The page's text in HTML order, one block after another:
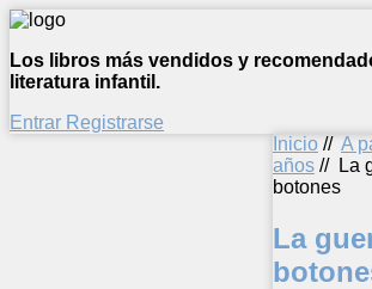
Los libros más vendidos y
literatura infantil.
Entrar Registrarse
Inicio // A
años // La
botones
La